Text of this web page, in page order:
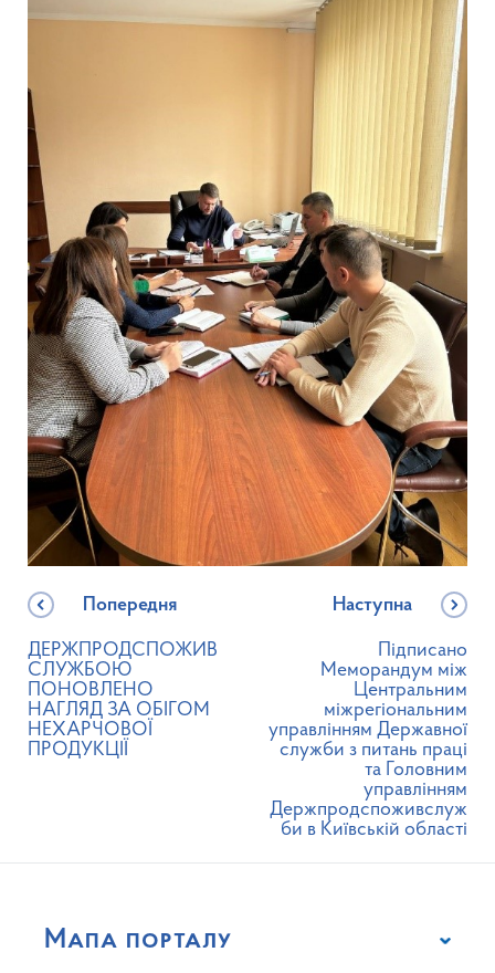
Попередня
ДЕРЖПРОДСПОЖИВ
СЛУЖБОЮ
ПОНОВЛЕНО
НАГЛЯД ЗА ОБІГОМ
НЕХАРЧОВОЇ
ПРОДУКЦІЇ
Наступна
Підписано
Меморандум між
Центральним
міжрегіональним
управлінням Державної
служби з питань праці
та Головним
управлінням
Держпродспоживслуж
би в Київській області
Мапа порталу